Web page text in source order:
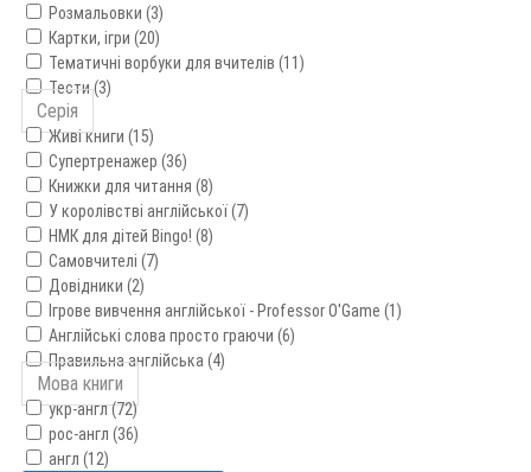
Розмальовки (3)
Картки, ігри (20)
Тематичні ворбуки для вчителів (11)
Тести (3)
Серія
Живі книги (15)
Супертренажер (36)
Книжки для читання (8)
У королівстві англійської (7)
НМК для дітей Bingo! (8)
Самовчителі (7)
Довідники (2)
Ігрове вивчення англійської - Professor O'Game (1)
Англійські слова просто граючи (6)
Правильна англійська (4)
Мова книги
укр-англ (72)
рос-англ (36)
англ (12)